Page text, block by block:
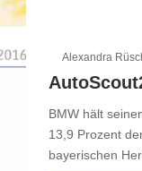
Alexandra
BMW hält
13,9 Prozent
bayerischen